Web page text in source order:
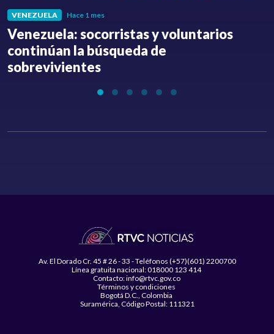
VENEZUELA Hace 1 mes
Venezuela: socorristas y voluntarios
continúan la búsqueda de
sobrevivientes
Av. El Dorado Cr. 45 # 26 - 33 - Teléfonos (+57)(601) 2200700
Línea gratuita nacional: 018000 123 414
Contacto: info@rtvc.gov.co
Términos y condiciones
Bogotá D.C., Colombia
Suramérica, Código Postal: 111321